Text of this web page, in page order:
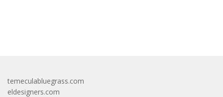
temeculabluegrass.com
eldesigners.com